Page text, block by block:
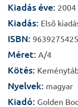
Kiadás éve: 2004
Kiadás: Első
ISBN: 9639275425
Méret: A/4
Kötés:
Nyelvek: magyar
Kiadó: Golden